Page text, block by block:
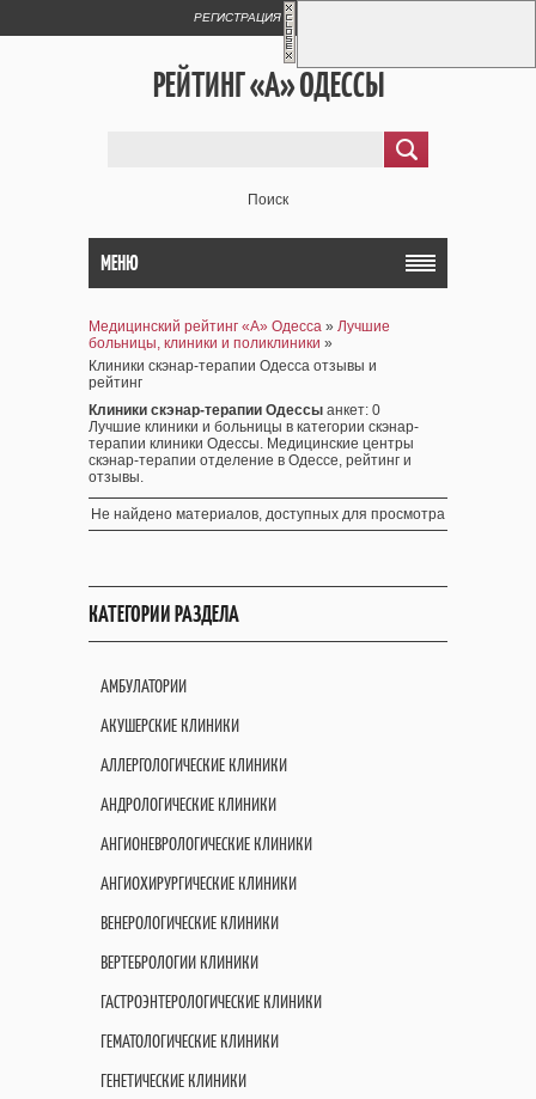
РЕГИСТРАЦИЯ
РЕЙТИНГ «А» ОДЕССЫ
Поиск
МЕНЮ
Медицинский рейтинг «А» Одесса » Лучшие
больницы, клиники и поликлиники »
Клиники скэнар-терапии Одесса отзывы и
рейтинг
Клиники скэнар-терапии Одессы анкет: 0
Лучшие клиники и больницы в категории скэнар-
терапии клиники Одессы. Медицинские центры
скэнар-терапии отделение в Одессе, рейтинг и
отзывы.
Не найдено материалов, доступных для просмотра
КАТЕГОРИИ РАЗДЕЛА
АМБУЛАТОРИИ
АКУШЕРСКИЕ КЛИНИКИ
АЛЛЕРГОЛОГИЧЕСКИЕ КЛИНИКИ
АНДРОЛОГИЧЕСКИЕ КЛИНИКИ
АНГИОНЕВРОЛОГИЧЕСКИЕ КЛИНИКИ
АНГИОХИРУРГИЧЕСКИЕ КЛИНИКИ
ВЕНЕРОЛОГИЧЕСКИЕ КЛИНИКИ
ВЕРТЕБРОЛОГИИ КЛИНИКИ
ГАСТРОЭНТЕРОЛОГИЧЕСКИЕ КЛИНИКИ
ГЕМАТОЛОГИЧЕСКИЕ КЛИНИКИ
ГЕНЕТИЧЕСКИЕ КЛИНИКИ